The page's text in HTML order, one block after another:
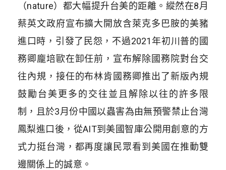
（nature）都大幅提升台美的距離。縱然在8月
蔡英文政府宣布擴大開放含萊克多巴胺的美豬
進口時，引發了民怨，不過2021年初川普的國
務卿龐培歐在卸任前，宣布解除國務院對台交
往內規，接任的布林肯國務卿推出了新版內規
鼓勵台美更多的交往並且解除以往的許多限
制，且於3月份中國以蟲害為由無預警禁止台灣
鳳梨進口後，從AIT到美國智庫公開用創意的方
式力挺台灣，都再度讓民眾看到美國在推動雙
邊關係上的誠意。